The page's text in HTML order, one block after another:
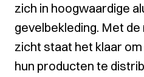
zich in hoogwaardige
gevelbekleding. Met
zicht staat het klaar
hun producten te